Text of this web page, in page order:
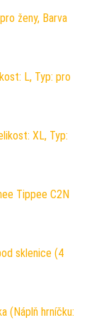
ženy, Barva
L, Typ: pro
XL, Typ:
Tippee C2N
sklenice (4
(Náplň hrníčku: